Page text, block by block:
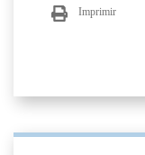
Imprimir